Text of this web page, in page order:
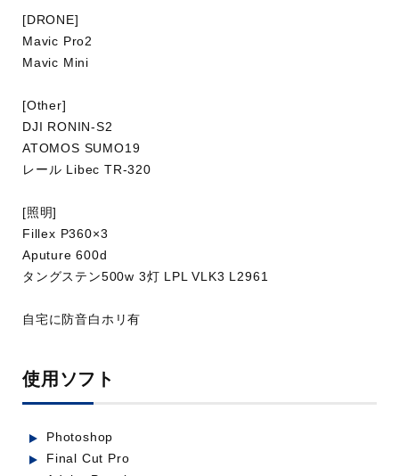
[DRONE]
Mavic Pro2
Mavic Mini
[Other]
DJI RONIN-S2
ATOMOS SUMO19
レール Libec TR-320
[照明]
Fillex P360×3
Aputure 600d
タングステン500w 3灯 LPL VLK3 L2961
自宅に防音白ホリ有
使用ソフト
Photoshop
Final Cut Pro